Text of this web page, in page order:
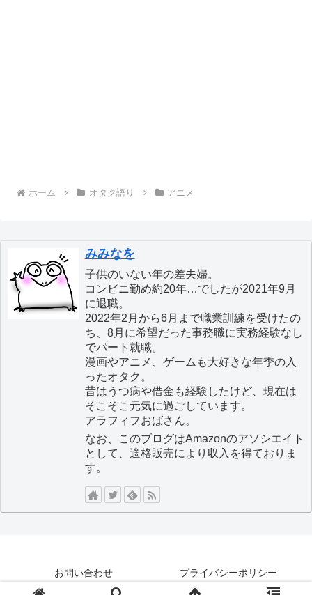
ホーム オタク語り アニメ
みみなを
子供のいない年の差夫婦。
コンビニ勤め約20年…でしたが2021年9月
に退職。
2022年2月から6月まで職業訓練を受けたの
ち、8月に希望だった事務職に実務経験なし
でパート就職。
漫画やアニメ、ゲームも大好きな年季の入
ったオタク。
昔はうつ病や借金も経験したけど、現在は
そこそこ元気に過ごしています。
アラフィフおばさん。
なお、このブログはAmazonのアソシエイト
として、適格販売により収入を得ておりま
す。
お問い合わせ プライバシーポリシー